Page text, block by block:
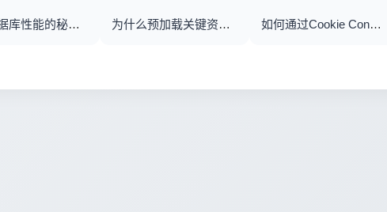
优化数据库性能的秘密武器：数据库优化、查询优化与索引建立揭秘 为什么预加载关键资源能让你的网站瞬间变快？ 如何通过Cookie Consent优化实现2026年GDPR合规与用户体验双赢